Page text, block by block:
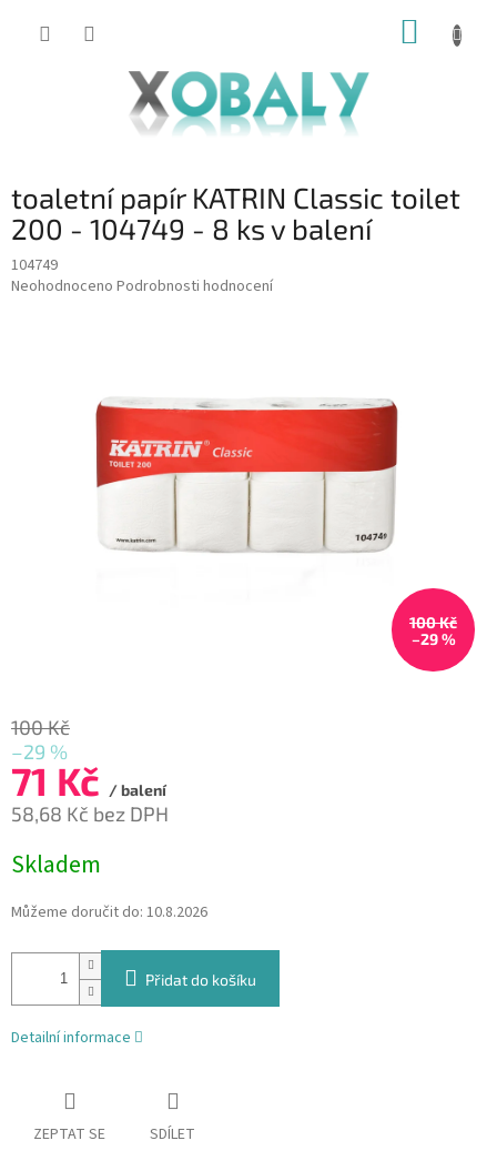
KOŠÍK
toaletní papír KATRIN Classic toilet
200 - 104749 - 8 ks v balení
104749
Průměrné
Neohodnoceno Podrobnosti hodnocení
100 Kč
–29 %
100 Kč
–29 %
71 Kč / balení
58,68 Kč bez DPH
cena:
Skladem
Můžeme doručit do: 10.8.2026
Přidat do košíku
Detailní informace
ZEPTAT SE SDÍLET